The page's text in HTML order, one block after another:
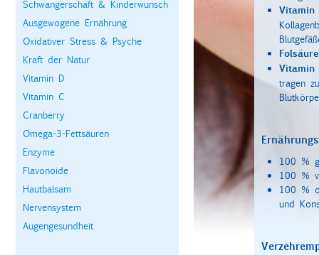
Schwangerschaft & Kinderwunsch
Ausgewogene Ernährung
Oxidativer Stress & Psyche
Kraft der Natur
Vitamin D
Vitamin C
Cranberry
Omega-3-Fettsäuren
Enzyme
Flavonoide
Hautbalsam
Nervensystem
Augengesundheit
Folsäure
tragen
100 %
100 %
100 %
und